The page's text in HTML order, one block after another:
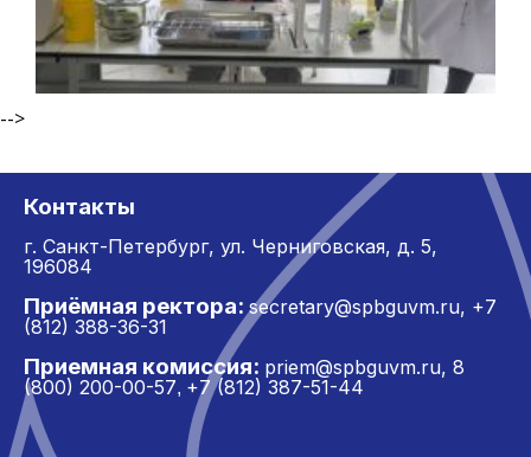
-->
Контакты
г. Санкт-Петербург, ул. Черниговская, д. 5,
196084
Приёмная ректора: secretary@spbguvm.ru, +7
(812) 388-36-31
Приемная комиссия: priem@spbguvm.ru, 8
(800) 200-00-57, +7 (812) 387-51-44